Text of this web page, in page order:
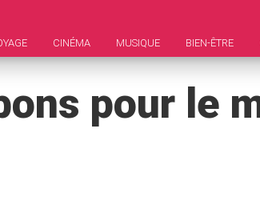
CINÉMA MUSIQUE BIEN-ÊTRE
pour le